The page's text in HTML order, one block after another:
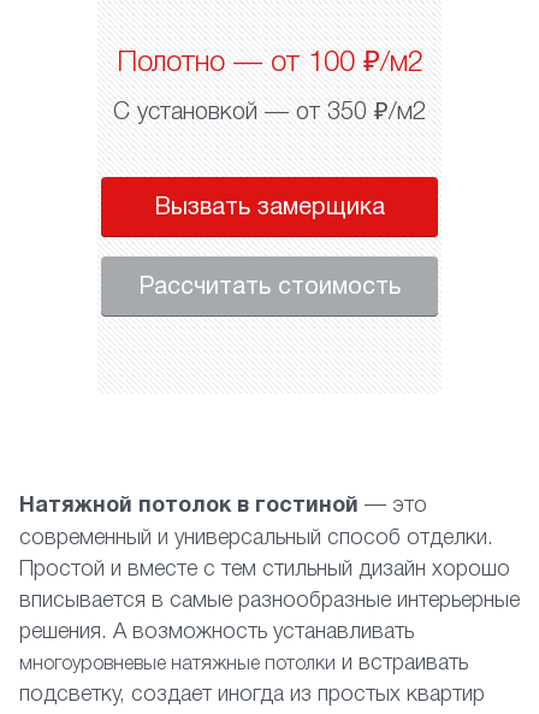
Полотно — от 100 ₽/м2
С установкой — от 350 ₽/м2
Вызвать замерщика
Рассчитать стоимость
Натяжной потолок в гостиной — это
современный и универсальный способ отделки.
Простой и вместе с тем стильный дизайн хорошо
вписывается в самые разнообразные интерьерные
решения. А возможность устанавливать
многоуровневые натяжные потолки и встраивать
подсветку, создает иногда из простых квартир